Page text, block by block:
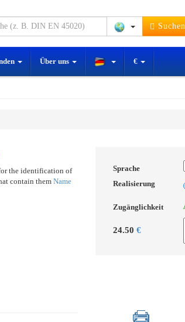
Suchen
Über uns €
the identification of
contain themName
Sprache
Realisierung
Zugänglichkeit
24.50 €